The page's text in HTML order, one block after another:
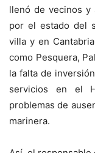
llenó de vecinos y
por el estado del
villa y en
como Pesquera,
la falta de
servicios en el
problemas de
marinera.